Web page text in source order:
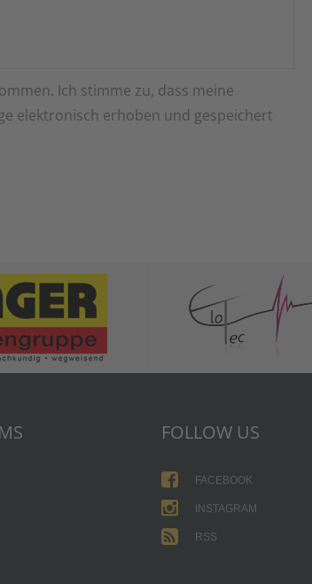
Ich stimme zu, dass meine
elektronisch erhoben und gespeichert
FOLLOW US
FACEBOOK
INSTAGRAM
RSS